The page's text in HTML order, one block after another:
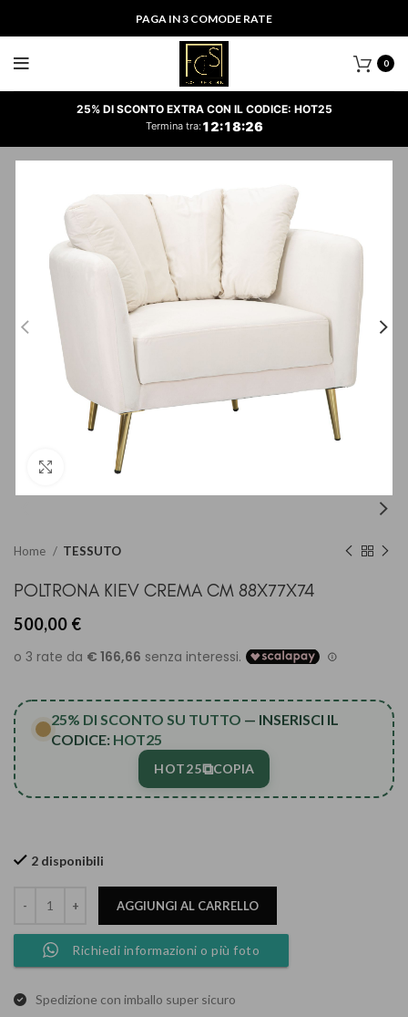
PAGA IN 3 COMODE RATE
0
25% DI SCONTO EXTRA CON IL CODICE: HOT25
Termina tra:12:18:26
Clicca per ingrandire
Home TESSUTO
POLTRONA KIEV CREMA CM 88X77X74
500,00 €
25% DI SCONTO SU TUTTO — INSERISCI IL
CODICE: HOT25
HOT25⧉COPIA
2 disponibili
AGGIUNGI AL CARRELLO
Richiedi informazioni o più foto
Spedizione con imballo super sicuro